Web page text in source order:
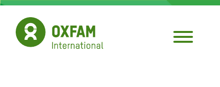
Aller
contenu
principal